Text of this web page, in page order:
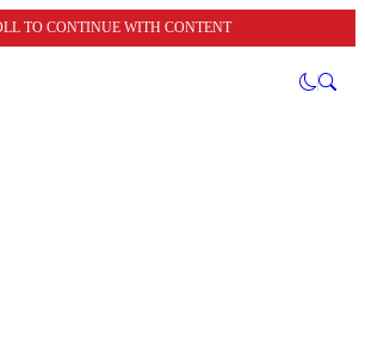
TO CONTINUE WITH CONTENT